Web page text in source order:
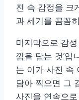
진 속 감정을 크
과 세기를 꼼꼼
마지막으로 감
낌을 담는 것’입
는 이가 사진 속
담아 찍으면 그
사진을 연속으